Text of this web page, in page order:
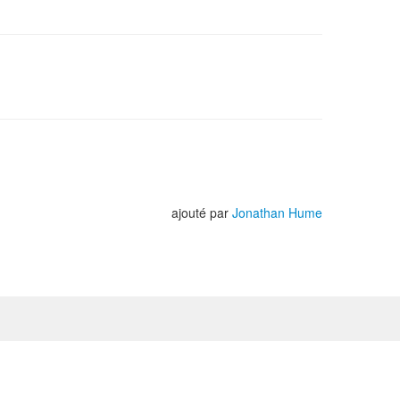
ajouté par Jonathan Hume